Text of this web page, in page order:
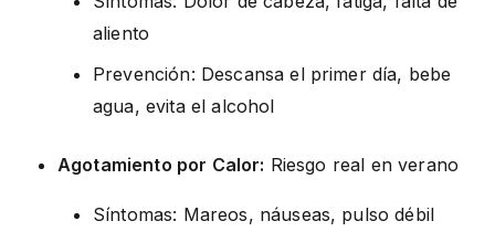
aliento
Prevención: Descansa el primer día, bebe
agua, evita el alcohol
Agotamiento por Calor: Riesgo real en verano
Síntomas: Mareos, náuseas, pulso débil